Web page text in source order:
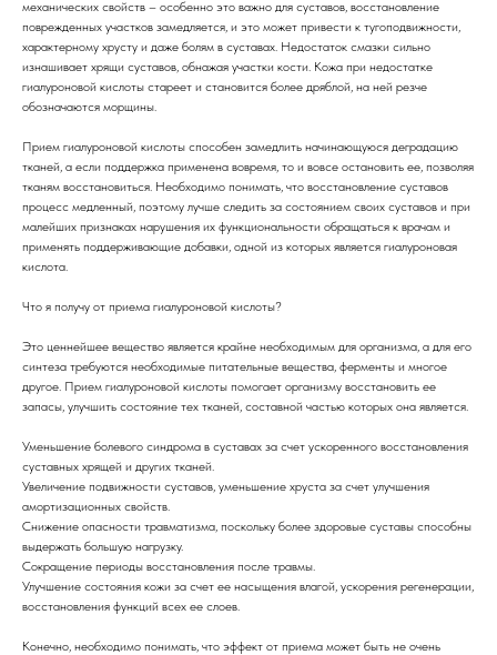
механических свойств – особенно это важно для суставов, восстановление
поврежденных участков замедляется, и это может привести к тугоподвижности,
характерному хрусту и даже болям в суставах. Недостаток смазки сильно
изнашивает хрящи суставов, обнажая участки кости. Кожа при недостатке
гиалуроновой кислоты стареет и становится более дряблой, на ней резче
обозначаются морщины.
Прием гиалуроновой кислоты способен замедлить начинающуюся деградацию
тканей, а если поддержка применена вовремя, то и вовсе остановить ее, позволяя
тканям восстановиться. Необходимо понимать, что восстановление суставов
процесс медленный, поэтому лучше следить за состоянием своих суставов и при
малейших признаках нарушения их функциональности обращаться к врачам и
применять поддерживающие добавки, одной из которых является гиалуроновая
кислота.
Что я получу от приема гиалуроновой кислоты?
Это ценнейшее вещество является крайне необходимым для организма, а для его
синтеза требуются необходимые питательные вещества, ферменты и многое
другое. Прием гиалуроновой кислоты помогает организму восстановить ее
запасы, улучшить состояние тех тканей, составной частью которых она является.
Уменьшение болевого синдрома в суставах за счет ускоренного восстановления
суставных хрящей и других тканей.
Увеличение подвижности суставов, уменьшение хруста за счет улучшения
амортизационных свойств.
Снижение опасности травматизма, поскольку более здоровые суставы способны
выдержать большую нагрузку.
Сокращение периоды восстановления после травмы.
Улучшение состояния кожи за счет ее насыщения влагой, ускорения регенерации,
восстановления функций всех ее слоев.
Конечно, необходимо понимать, что эффект от приема может быть не очень